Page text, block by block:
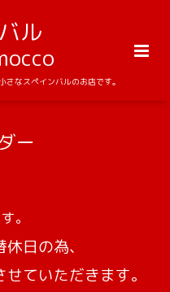
ル
なスペインバルのお店です。
ー
。
日の為、
ていただきます。